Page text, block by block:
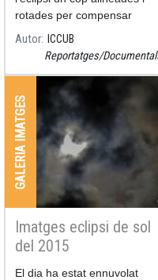
rotades per compensar
l'angle de paral·laxi. Les
imatges estan preses cada
20 minuts.
Autor
ICCUB
Reportatges/
GALERIA IMATGES
Imatges eclipsi de sol
del 2015
El dia ha estat ennuvolat